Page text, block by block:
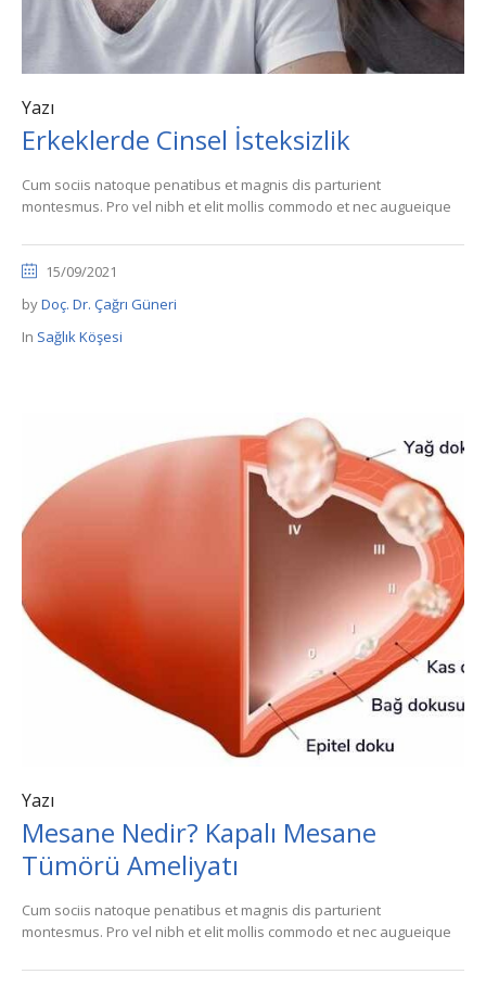
Yazı
Erkeklerde Cinsel İsteksizlik
Cum sociis natoque penatibus et magnis dis parturient
montesmus. Pro vel nibh et elit mollis commodo et nec augueique
15/09/2021
byDoç. Dr. Çağrı Güneri
In Sağlık Köşesi
Yazı
Mesane Nedir? Kapalı Mesane
Tümörü Ameliyatı
Cum sociis natoque penatibus et magnis dis parturient
montesmus. Pro vel nibh et elit mollis commodo et nec augueique